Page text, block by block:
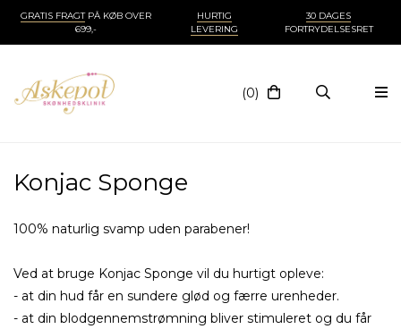
GRATIS FRAGTPÅ KØB OVER
699,-
HURTIG
LEVERING
30 DAGES
FORTRYDELSESRET
(0)
Konjac Sponge
100% naturlig svamp uden parabener!
Ved at bruge Konjac Sponge vil du hurtigt opleve:
- at din hud får en sundere glød og færre urenheder.
- at din blodgennemstrømning bliver stimuleret og du får